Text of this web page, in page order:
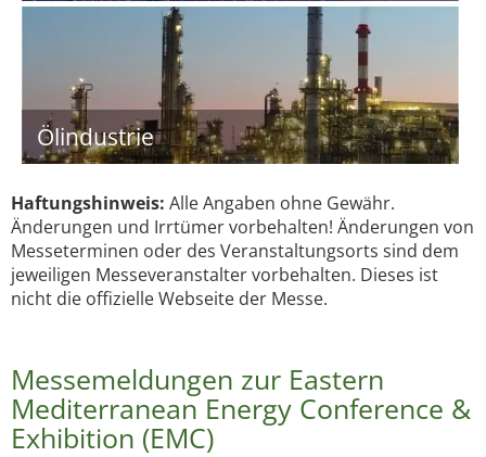
Ölindustrie
Haftungshinweis: Alle Angaben ohne Gewähr.
Änderungen und Irrtümer vorbehalten! Änderungen von
Messeterminen oder des Veranstaltungsorts sind dem
jeweiligen Messeveranstalter vorbehalten. Dieses ist
nicht die offizielle Webseite der Messe.
Messemeldungen zur Eastern
Mediterranean Energy Conference &
Exhibition (EMC)